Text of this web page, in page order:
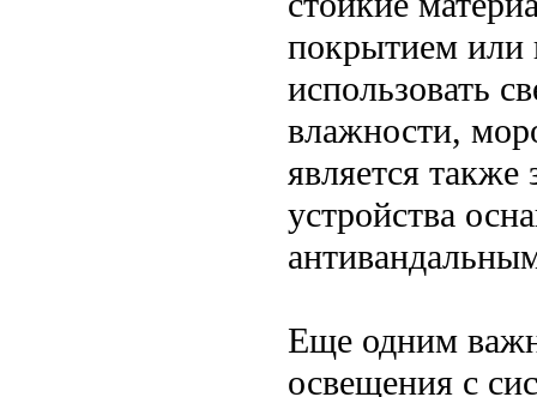
покрытием или
использовать
влажности,
является
устройства
Еще одним
освещения с